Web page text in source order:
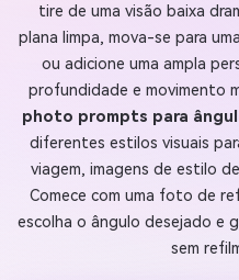
tire de uma visão baixa
plana limpa, mova-se para
ou adicione uma ampla
profundidade e movimento
photo prompts para
diferentes estilos visuais
viagem, imagens de estilo
Comece com uma foto de
escolha o ângulo desejado e
sem